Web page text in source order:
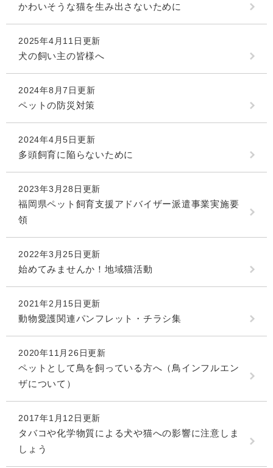
かわいそうな猫を生み出さないために
2025年4月11日更新
犬の飼い主の皆様へ
2024年8月7日更新
ペットの防災対策
2024年4月5日更新
多頭飼育に陥らないために
2023年3月28日更新
福岡県ペット飼育支援アドバイザー派遣事業実施要
領
2022年3月25日更新
始めてみませんか！地域猫活動
2021年2月15日更新
動物愛護関連パンフレット・チラシ集
2020年11月26日更新
ペットとして鳥を飼っている方へ（鳥インフルエン
ザについて）
2017年1月12日更新
タバコや化学物質による犬や猫への影響に注意しま
しょう